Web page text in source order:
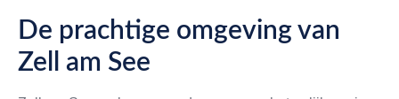
De prachtige omgeving van
Zell am See